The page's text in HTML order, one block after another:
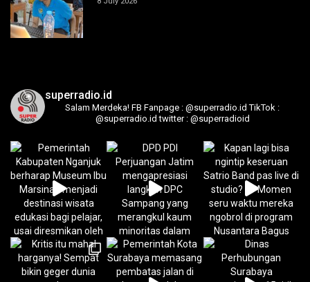
superradio.id
Salam Merdeka! FB Fanpage : @superradio.id TikTok :
@superradio.id twitter : @superradioid